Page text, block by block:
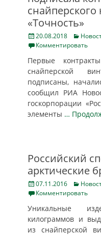
снайперского
«Точность»
Posted
on
20.08.2018
Комментировать
Первые
снайперской
подписаны,
сообщил РИА
госкорпорации
элементы …
Российский
арктические
Posted
on
07.11.2016
Комментировать
Уникальные
килограммов и
из снайперской